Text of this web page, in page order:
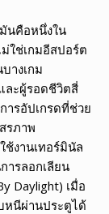
นคือหนึ่งใน
ใช่เกมอีสปอร์ต
างเกม
ละผู้รอดชีวิตสี่
ารอัปเกรดที่ช่วย
รภาพ
ช้งานเทอร์มินัล
ารลอกเลียน
Daylight) เมื่อ
หนีผ่านประตูได้